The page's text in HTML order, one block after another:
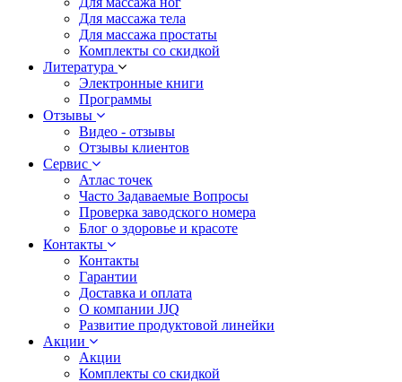
Для массажа тела
Для массажа простаты
Комплекты со скидкой
Литература
Электронные книги
Программы
Отзывы
Видео - отзывы
Отзывы клиентов
Сервис
Атлас точек
Часто Задаваемые Вопросы
Проверка заводского номера
Блог о здоровье и красоте
Контакты
Контакты
Гарантии
Доставка и оплата
О компании JJQ
Развитие продуктовой линейки
Акции
Акции
Комплекты со скидкой